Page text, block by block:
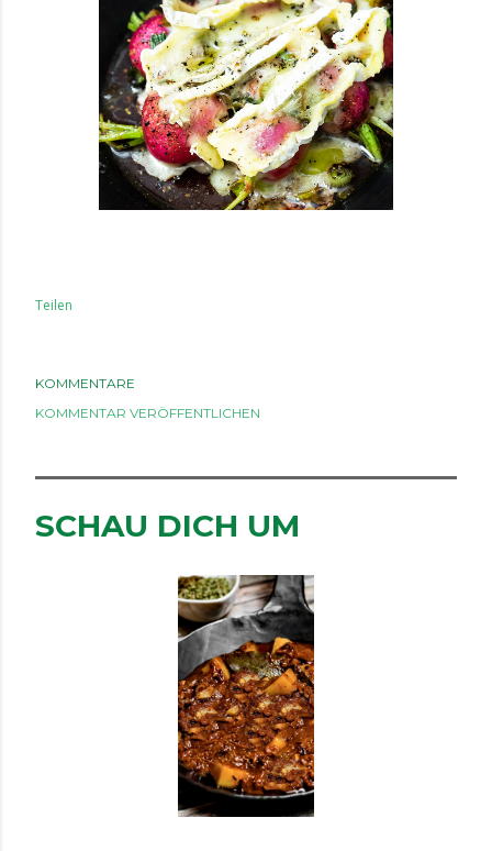
Teilen
KOMMENTARE
KOMMENTAR VERÖFFENTLICHEN
SCHAU DICH UM